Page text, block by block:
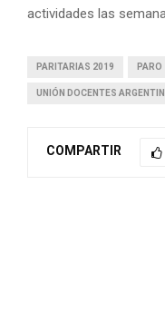
actividades las
PARITARIAS 2019 PARO
UNIÓN DOCENTES
COMPARTIR